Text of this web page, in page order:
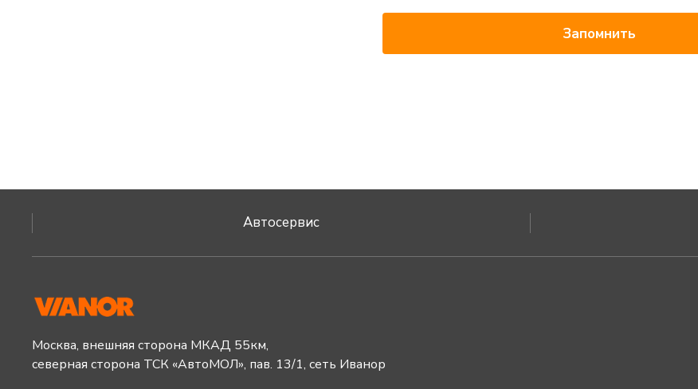
Запомнить
Автосервис
Москва, внешняя сторона МКАД 55км,
северная сторона ТСК «АвтоМОЛ», пав. 13/1, сеть Иванор